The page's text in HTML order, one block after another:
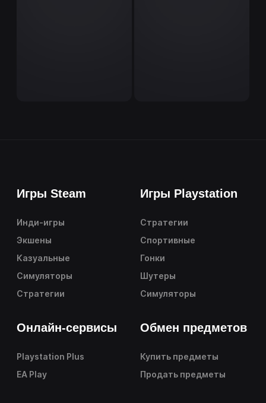
Игры Steam
Инди-игры
Экшены
Казуальные
Симуляторы
Стратегии
Игры Playstation
Стратегии
Спортивные
Гонки
Шутеры
Симуляторы
Онлайн-сервисы
Playstation Plus
EA Play
Обмен предметов
Купить предметы
Продать предметы